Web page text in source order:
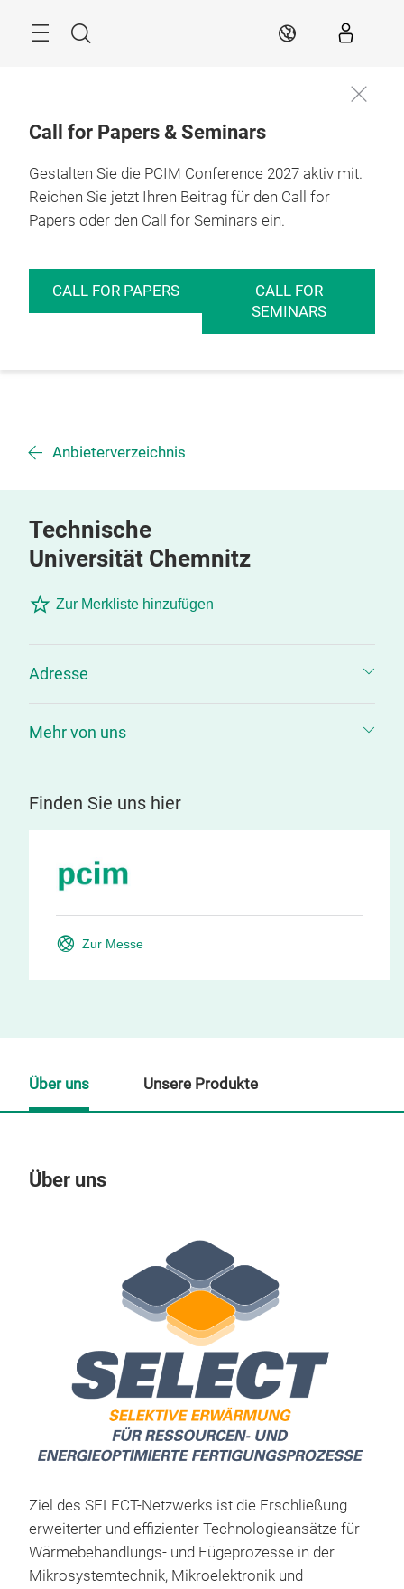
Suche DE
Call for Papers & Seminars
Gestalten Sie die PCIM Conference 2027 aktiv mit.
Reichen Sie jetzt Ihren Beitrag für den Call for
Papers oder den Call for Seminars ein.
CALL FOR PAPERS
CALL FOR
SEMINARS
Anbieterverzeichnis
Technische
Universität Chemnitz
Zur Merkliste hinzufügen
Adresse
Mehr von uns
Finden Sie uns hier
Zur Messe
Über uns
Ziel des SELECT-Netzwerks ist die Erschließung
erweiterter und effizienter Technologieansätze für
Wärmebehandlungs- und Fügeprozesse in der
Mikrosystemtechnik, Mikroelektronik und
Über uns Unsere Produkte